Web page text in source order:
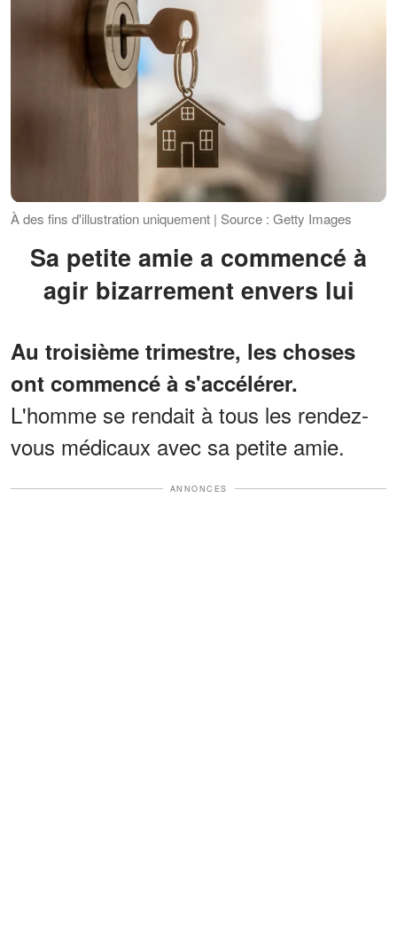
À des fins d'illustration uniquement | Source : Getty Images
Sa petite amie a commencé à
agir bizarrement envers lui
Au troisième trimestre, les choses
ont commencé à s'accélérer.
L'homme se rendait à tous les rendez-
vous médicaux avec sa petite amie.
ANNONCES